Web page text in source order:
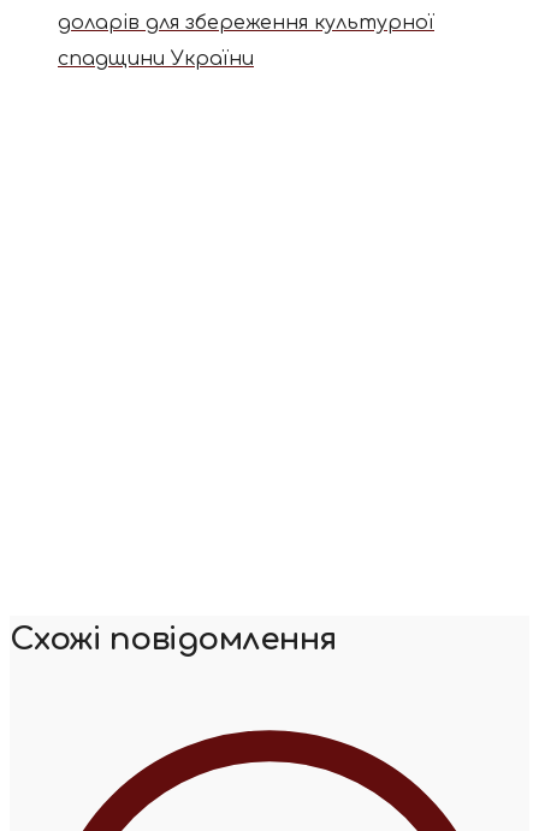
доларів для збереження культурної
спадщини України
Схожі повідомлення